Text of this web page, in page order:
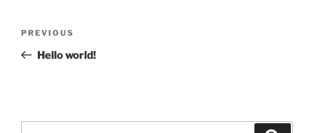
Previous
Post
PREVIOUS
Hello world!